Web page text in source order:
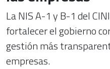
La NIS A-1 y B-1 del
fortalecer el gobierno
gestión más
empresas.